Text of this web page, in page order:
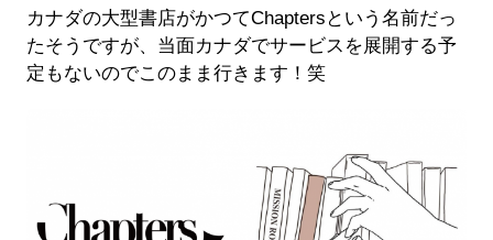
カナダの大型書店がかつてChaptersという名前だっ
たそうですが、当面カナダでサービスを展開する予
定もないのでこのまま行きます！笑